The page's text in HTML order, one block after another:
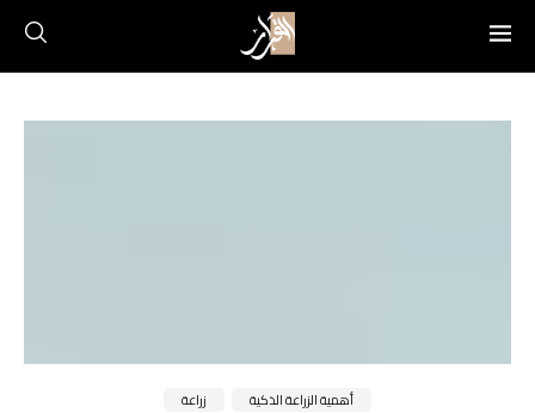
أهمية الزراعة الذكية زراعة